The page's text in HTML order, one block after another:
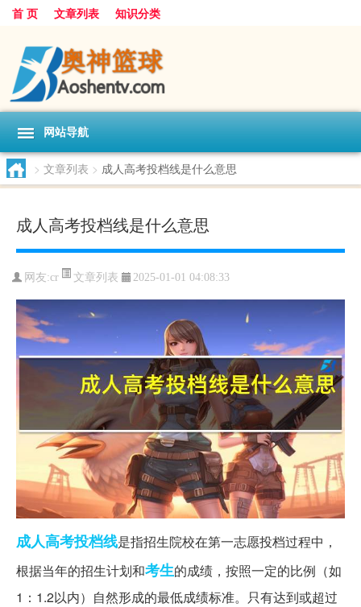
首 页 文章列表 知识分类
网站导航
> 文章列表 > 成人高考投档线是什么意思
成人高考投档线是什么意思
网友:cr 文章列表 2025-01-01 04:08:33
成人高考投档线是指招生院校在第一志愿投档过程中，
根据当年的招生计划和考生的成绩，按照一定的比例（如
1：1.2以内）自然形成的最低成绩标准。只有达到或超过